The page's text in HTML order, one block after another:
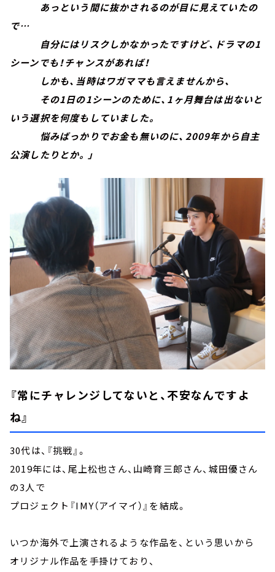
あっという間に抜かされるのが目に見えていたの
で…
自分にはリスクしかなかったですけど、ドラマの1
シーンでも！チャンスがあれば！
しかも、当時はワガママも言えませんから、
その1日の1シーンのために、1ヶ月舞台は出ないと
いう選択を何度もしていました。
悩みばっかりでお金も無いのに、2009年から自主
公演したりとか。」
『常にチャレンジしてないと、不安なんですよ
ね』
30代は、『挑戦』。
2019年には、尾上松也さん、山崎育三郎さん、城田優さん
の3人で
プロジェクト『IMY（アイマイ）』を結成。
いつか海外で上演されるような作品を、という思いから
オリジナル作品を手掛けており、